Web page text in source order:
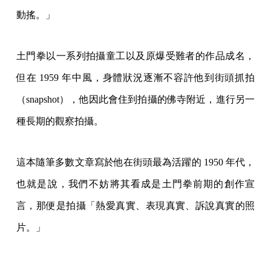
動搖。」
土門拳以一系列拍攝童工以及原爆受難者的作品成名，
但在 1959 年中風，身體狀況逐漸不容許他到街頭抓拍
（snapshot），他因此會住到拍攝的佛寺附近，進行另一
種長期的觀察拍攝。
這本隨筆多數文章寫於他在街頭最為活躍的 1950 年代，
也就是說，我們不妨將其看成是土門拳前期的創作宣
言，那便是拍攝「熱愛真實、表現真實、訴說真實的照
片。」